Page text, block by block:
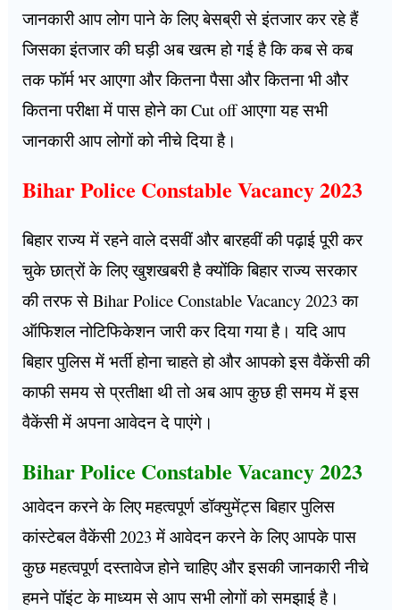
जानकारी आप लोग पाने के लिए बेसब्री से इंतजार कर रहे हैं
जिसका इंतजार की घड़ी अब खत्म हो गई है कि कब से कब
तक फॉर्म भर आएगा और कितना पैसा और कितना भी और
कितना परीक्षा में पास होने का Cut off आएगा यह सभी
जानकारी आप लोगों को नीचे दिया है।
Bihar Police Constable Vacancy 2023
बिहार राज्य में रहने वाले दसवीं और बारहवीं की पढ़ाई पूरी कर
चुके छात्रों के लिए खुशखबरी है क्योंकि बिहार राज्य सरकार
की तरफ से Bihar Police Constable Vacancy 2023 का
ऑफिशल नोटिफिकेशन जारी कर दिया गया है। यदि आप
बिहार पुलिस में भर्ती होना चाहते हो और आपको इस वैकेंसी की
काफी समय से प्रतीक्षा थी तो अब आप कुछ ही समय में इस
वैकेंसी में अपना आवेदन दे पाएंगे।
Bihar Police Constable Vacancy 2023
आवेदन करने के लिए महत्वपूर्ण डॉक्युमेंट्स बिहार पुलिस
कांस्टेबल वैकेंसी 2023 में आवेदन करने के लिए आपके पास
कुछ महत्वपूर्ण दस्तावेज होने चाहिए और इसकी जानकारी नीचे
हमने पॉइंट के माध्यम से आप सभी लोगों को समझाई है।